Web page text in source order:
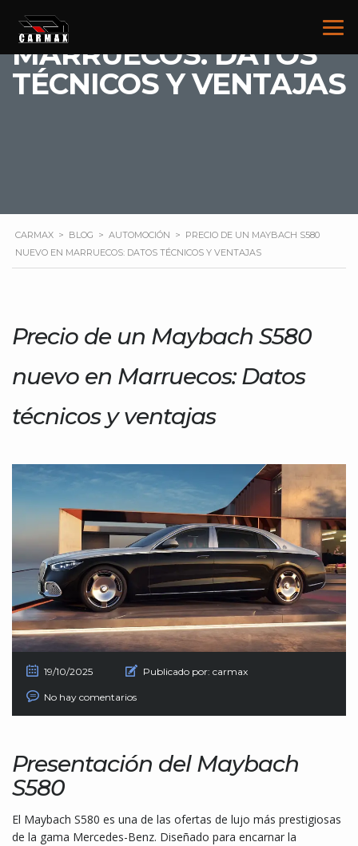
NUEVO EN
MARRUECOS: DATOS
TÉCNICOS Y VENTAJAS
CARMAX > BLOG > AUTOMOCIÓN > PRECIO DE UN MAYBACH S580
NUEVO EN MARRUECOS: DATOS TÉCNICOS Y VENTAJAS
Precio de un Maybach S580
nuevo en Marruecos: Datos
técnicos y ventajas
19/10/2025 Publicado por: carmax
No hay comentarios
Presentación del Maybach
S580
El Maybach S580 es una de las ofertas de lujo más prestigiosas
de la gama Mercedes-Benz. Diseñado para encarnar la